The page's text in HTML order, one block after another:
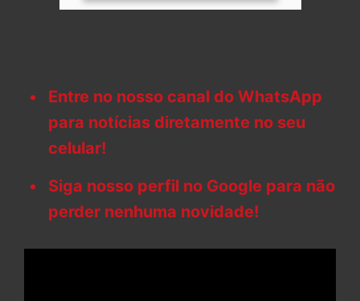
Entre no nosso canal do WhatsApp
para notícias diretamente no seu
celular!
Siga nosso perfil no Google para não
perder nenhuma novidade!